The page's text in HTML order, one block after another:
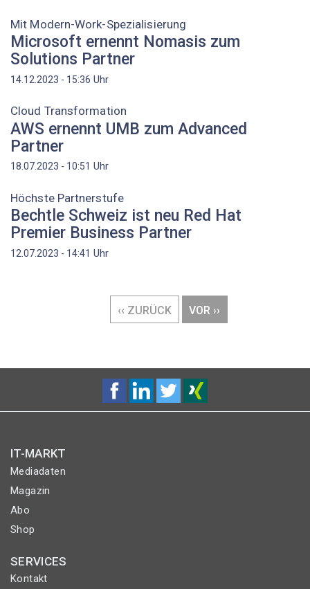
Mit Modern-Work-Spezialisierung
Microsoft ernennt Nomasis zum
Solutions Partner
14.12.2023 - 15:36 Uhr
Cloud Transformation
AWS ernennt UMB zum Advanced
Partner
18.07.2023 - 10:51 Uhr
Höchste Partnerstufe
Bechtle Schweiz ist neu Red Hat
Premier Business Partner
12.07.2023 - 14:41 Uhr
VORHERIGE
SEITE
‹‹ ZURÜCK
NÄCHSTE
SEITE
VOR ››
IT-MARKT
Mediadaten
Magazin
Abo
Shop
SERVICES
Kontakt